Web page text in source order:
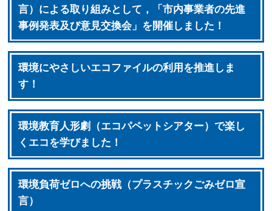
言）による取り組みとして，「市内事業者の先進
事例発表及び意見交換会」を開催しました！
環境にやさしいエコファイルの利用を推進しま
す！
環境教育人形劇（エコパペットシアター）で楽し
くエコを学びました！
環境負荷ゼロへの挑戦（プラスチックごみゼロ宣
言）